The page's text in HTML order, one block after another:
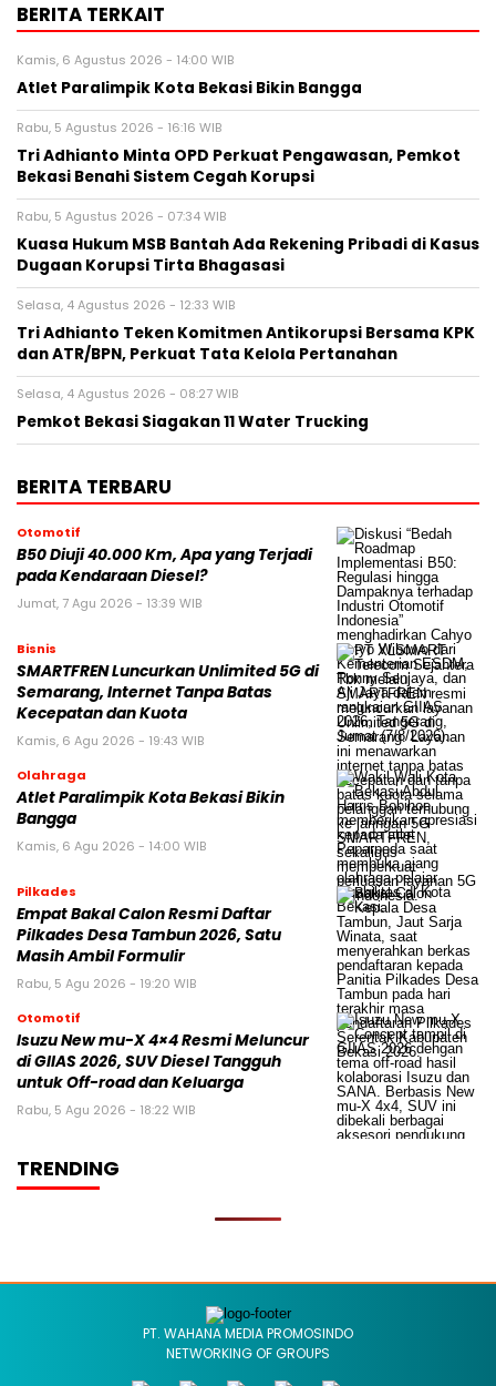
BERITA TERKAIT
Kamis, 6 Agustus 2026 - 14:00 WIB
Atlet Paralimpik Kota Bekasi Bikin Bangga
Rabu, 5 Agustus 2026 - 16:16 WIB
Tri Adhianto Minta OPD Perkuat Pengawasan, Pemkot
Bekasi Benahi Sistem Cegah Korupsi
Rabu, 5 Agustus 2026 - 07:34 WIB
Kuasa Hukum MSB Bantah Ada Rekening Pribadi di Kasus
Dugaan Korupsi Tirta Bhagasasi
Selasa, 4 Agustus 2026 - 12:33 WIB
Tri Adhianto Teken Komitmen Antikorupsi Bersama KPK
dan ATR/BPN, Perkuat Tata Kelola Pertanahan
Selasa, 4 Agustus 2026 - 08:27 WIB
Pemkot Bekasi Siagakan 11 Water Trucking
BERITA TERBARU
Otomotif
B50 Diuji 40.000 Km, Apa yang Terjadi
pada Kendaraan Diesel?
Jumat, 7 Agu 2026 - 13:39 WIB
Bisnis
SMARTFREN Luncurkan Unlimited 5G di
Semarang, Internet Tanpa Batas
Kecepatan dan Kuota
Kamis, 6 Agu 2026 - 19:43 WIB
Olahraga
Atlet Paralimpik Kota Bekasi Bikin
Bangga
Kamis, 6 Agu 2026 - 14:00 WIB
Pilkades
Empat Bakal Calon Resmi Daftar
Pilkades Desa Tambun 2026, Satu
Masih Ambil Formulir
Rabu, 5 Agu 2026 - 19:20 WIB
Otomotif
Isuzu New mu-X 4×4 Resmi Meluncur
di GIIAS 2026, SUV Diesel Tangguh
untuk Off-road dan Keluarga
Rabu, 5 Agu 2026 - 18:22 WIB
TRENDING
PT. WAHANA MEDIA PROMOSINDO
NETWORKING OF GROUPS